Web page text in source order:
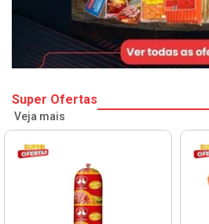
Super Ofertas
Veja mais